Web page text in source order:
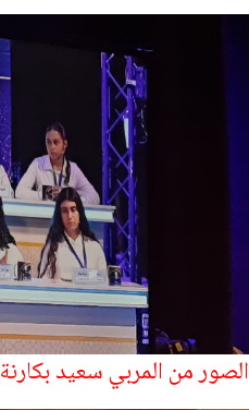
الصور من المربي سعيد بكارنة